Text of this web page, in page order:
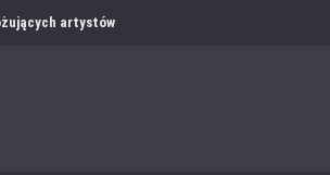
artystów